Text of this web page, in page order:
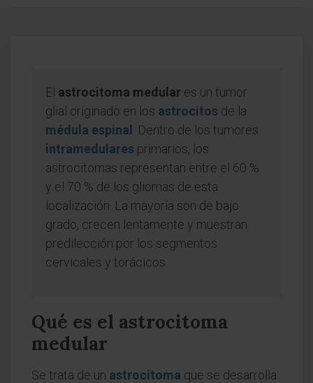
El astrocitoma medular es un tumor
glial originado en los astrocitos de la
médula espinal
. Dentro de los tumores
intramedulares primarios, los
astrocitomas representan entre el 60 %
y el 70 % de los gliomas de esta
localización. La mayoría son de bajo
grado, crecen lentamente y muestran
predilección por los segmentos
cervicales y torácicos.
Qué es el astrocitoma
medular
Se trata de un astrocitoma que se desarrolla